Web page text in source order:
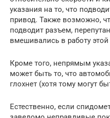
указания на то, что
привод. Также возможно,
подводит разъем,
вмешивались в работу
Кроме того, непрямым
может быть то, что
глохнет (хотя тому могут
Естественно, если